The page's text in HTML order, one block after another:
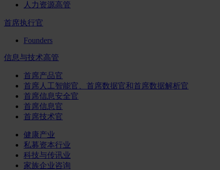
人力资源高管
首席执行官
Founders
信息与技术高管
首席产品官
首席人工智能官、首席数据官和首席数据解析官
首席信息安全官
首席信息官
首席技术官
健康产业
私募资本行业
科技与传讯业
家族企业咨询